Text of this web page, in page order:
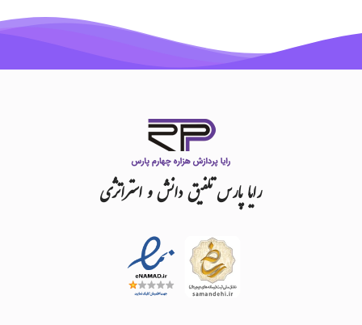
رایاپارستلفیقدانشواستراتژی